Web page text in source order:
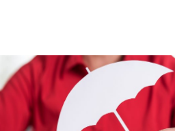
cinco
para
seguro